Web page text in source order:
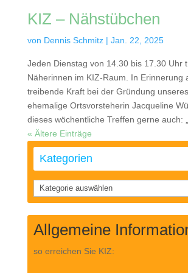
KIZ – Nähstübchen
von Dennis Schmitz| Jan. 22, 2025
Jeden Dienstag von 14.30 bis 17.30 Uhr
Näherinnen im KIZ-Raum. In Erinnerung
treibende Kraft bei der Gründung
ehemalige Ortsvorsteherin Jacqueline
dieses wöchentliche Treffen gerne auch:
« Ältere Einträge
Kategorien
Kategorien
Allgemeine
so erreichen Sie KIZ: